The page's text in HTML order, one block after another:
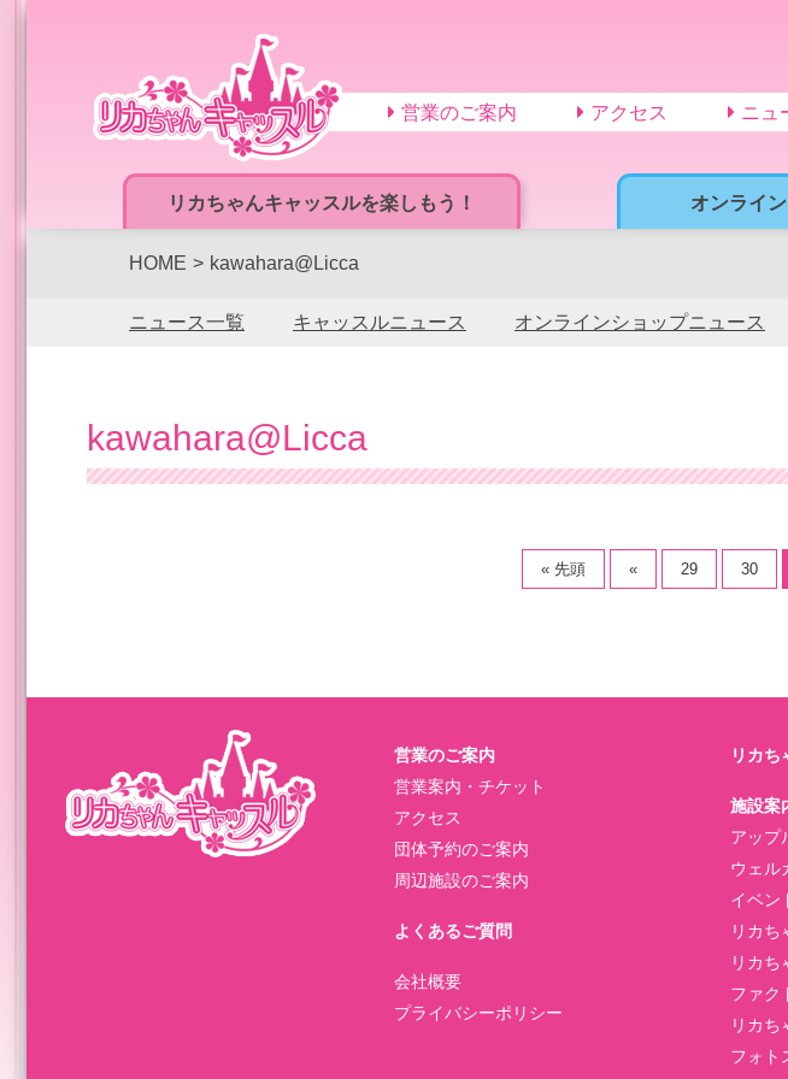
リカちゃんキャッスルを楽しもう！ オンライ
営業のご案内 アクセス ニュ
HOME kawahara@Licca
ニュース一覧 キャッスルニュース オンラインショップニュース
kawahara@Licca
« 先頭 « 29 30
営業のご案内
営業案内・チケット
アクセス
団体予約のご案内
周辺施設のご案内
よくあるご質問
会社概要
プライバシーポリシー
リカち
施設案
アップ
ウェル
イベン
リカち
リカち
ファク
リカち
フォト